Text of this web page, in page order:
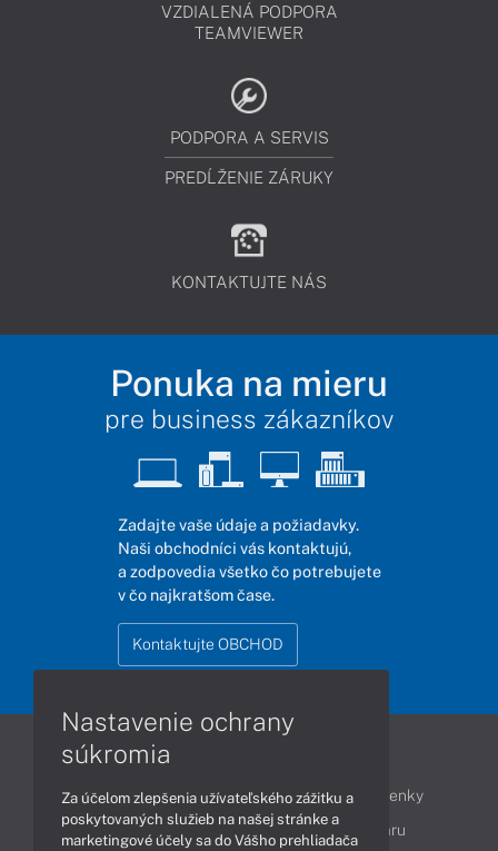
VZDIALENÁ PODPORA
TEAMVIEWER
PODPORA A SERVIS
PREDĹŽENIE ZÁRUKY
KONTAKTUJTE NÁS
Ponuka na mieru
pre business zákazníkov
Zadajte vaše údaje a požiadavky.
Naši obchodníci vás kontaktujú,
a zodpovedia všetko čo potrebujete
v čo najkratšom čase.
Kontaktujte OBCHOD
Obchodné podmienky
Reklamačné podmienky
Ochrana osobných údajov
Vrátenie tovaru
Nastavenie ochrany
súkromia
Za účelom zlepšenia užívateľského zážitku a
poskytovaných služieb na našej stránke a
marketingové účely sa do Vášho prehliadača